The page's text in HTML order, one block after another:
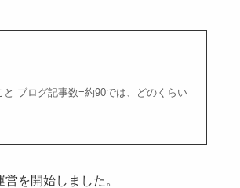
ブログ記事数=約90では、どのくらい
を開始しました。